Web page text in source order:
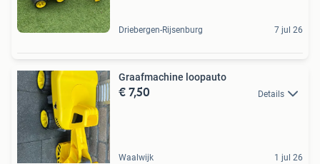
Driebergen-Rijsenburg 7 jul 26
Graafmachine loopauto
€ 7,50 Details
Waalwijk 1 jul 26